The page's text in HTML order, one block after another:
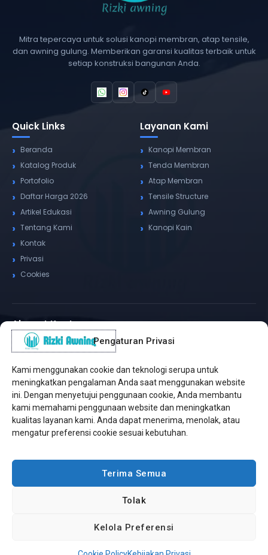
Pengaturan Privasi
Kami menggunakan cookie dan teknologi serupa untuk
meningkatkan pengalaman Anda saat menggunakan website
ini. Dengan menyetujui penggunaan cookie, Anda membantu
kami memahami penggunaan website dan meningkatkan
kualitas layanan kami. Anda dapat menerima, menolak, atau
mengatur preferensi cookie sesuai kebutuhan.
Terima Semua
Tolak
Kelola Preferensi
Mitra tepercaya untuk solusi kanopi membran, atap tensile,
dan awning gulung. Memberikan garansi kualitas terbaik untuk
setiap konstruksi bangunan Anda.
Quick Links
Beranda
Katalog Produk
Portofolio
Daftar Harga 2026
Artikel Edukasi
Tentang Kami
Kontak
Privasi
Cookies
Layanan Kami
Kanopi Membran
Tenda Membran
Atap Membran
Tensile Structure
Awning Gulung
Kanopi Kain
Alamat Kantor
✆ WhatsApp / Telepon
Pusat Sukabumi
Sukamanis, Kadudampit, Sukabumi
Cabang Jakarta
Kembangan, Jakarta Barat
Sektor A3, Tangerang Selatan
Developed byJasa Web Sukabumi